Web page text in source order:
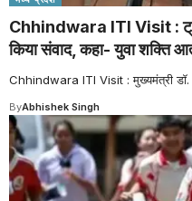
Chhindwara ITI Visit :
किया संवाद, कहा- युवा शक्ति
Chhindwara ITI Visit : मुख्यमंत्री डॉ.
ByAbhishek Singh